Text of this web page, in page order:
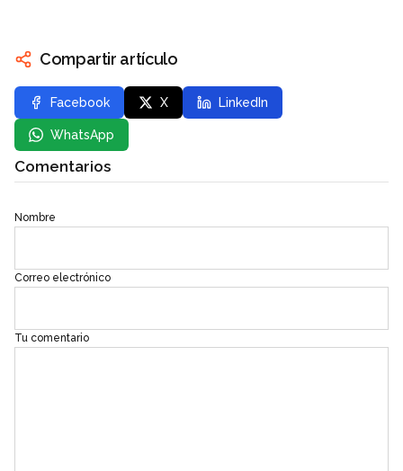
Compartir artículo
Facebook X LinkedIn
WhatsApp
Comentarios
Nombre
Correo electrónico
Tu comentario